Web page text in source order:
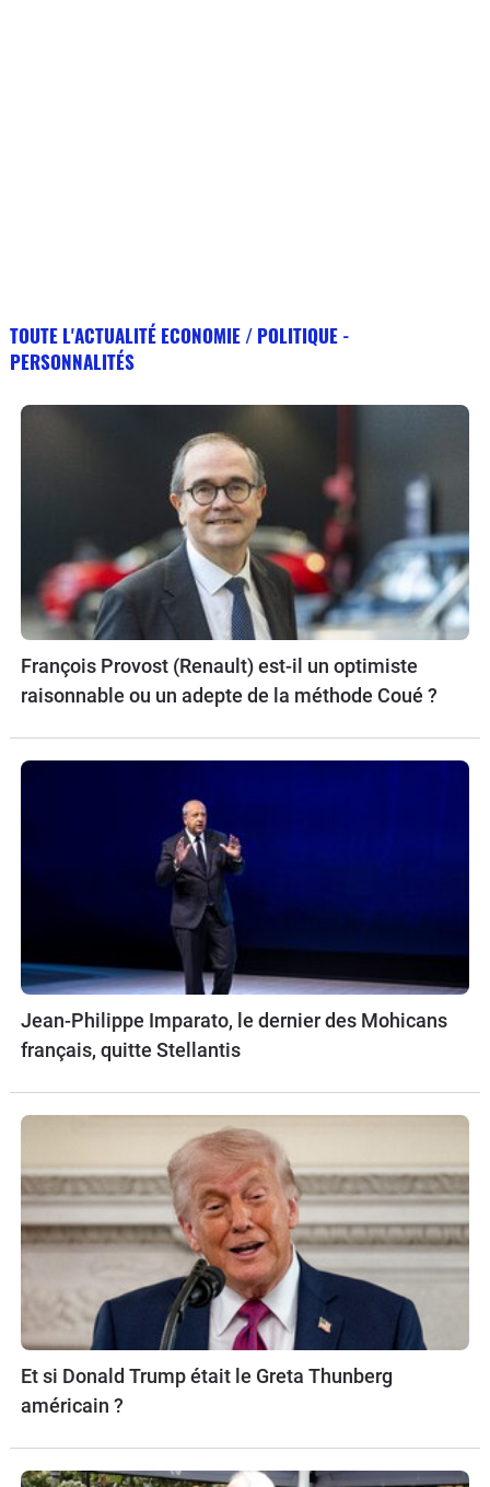
TOUTE L'ACTUALITÉ ECONOMIE / POLITIQUE -
PERSONNALITÉS
François Provost (Renault) est-il un optimiste
raisonnable ou un adepte de la méthode Coué ?
Jean-Philippe Imparato, le dernier des Mohicans
français, quitte Stellantis
Et si Donald Trump était le Greta Thunberg
américain ?